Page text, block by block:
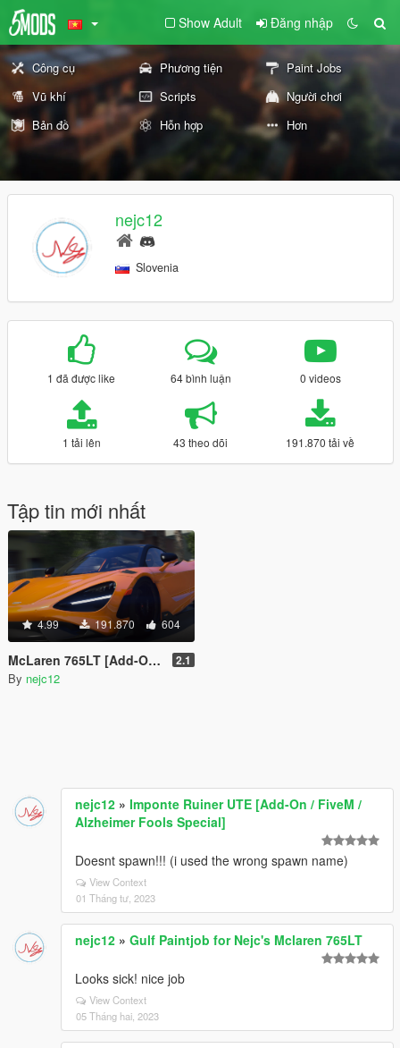
Show Adult Đăng nhập
Công cụ Phương tiện
Paint Jobs
Vũ khí
Scripts
Người chơi
Bản đồ
Hỗn hợp Hơn
nejc12
Slovenia
1 đã được like 64 bình luận 0 videos
1 tải lên 43 theo dõi 191.870 tải về
Tập tin mới nhất
4.99 191.870 604
McLaren 765LT [Add-On | FiveM | OIV | Tuning | Template] 2.1
By nejc12
nejc12 » Imponte Ruiner UTE [Add-On / FiveM /
Alzheimer Fools Special]
Doesnt spawn!!! (i used the wrong spawn name)
View Context
01 Tháng tư, 2023
nejc12 » Gulf Paintjob for Nejc's Mclaren 765LT
Looks sick! nice job
View Context
05 Tháng hai, 2023